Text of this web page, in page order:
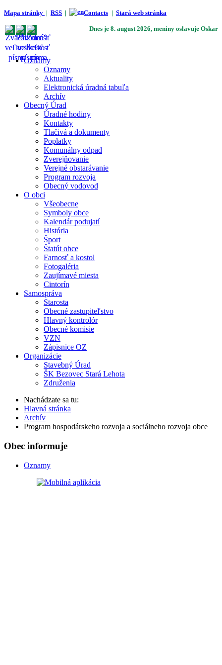
Mapa stránky | RSS | Contacts | Stará web stránka
Dnes je 8. august 2026, meniny oslavuje Oskar
Oznamy
Oznamy
Aktuality
Elektronická úradná tabuľa
Archív
Obecný Úrad
Úradné hodiny
Kontakty
Tlačivá a dokumenty
Poplatky
Komunálny odpad
Zverejňovanie
Verejné obstarávanie
Program rozvoja
Obecný vodovod
O obci
Všeobecne
Symboly obce
Kalendár podujatí
História
Šport
Štatút obce
Farnosť a kostol
Fotogaléria
Zaujímavé miesta
Cintorín
Samospráva
Starosta
Obecné zastupiteľstvo
Hlavný kontrolór
Obecné komisie
VZN
Zápisnice OZ
Organizácie
Stavebný Úrad
ŠK Bezovec Stará Lehota
Združenia
Nachádzate sa tu:
Hlavná stránka
Archív
Program hospodárskeho rozvoja a sociálneho rozvoja obce
Obec informuje
Oznamy